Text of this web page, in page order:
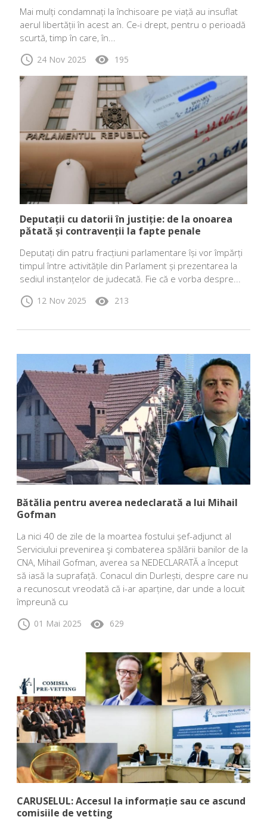
Mai mulți condamnați la închisoare pe viață au insuflat
aerul libertății în acest an. Ce-i drept, pentru o perioadă
scurtă, timp în care, în...
schedule 24 Nov 2025 visibility 195
Deputații cu datorii în justiție: de la onoarea
pătată și contravenții la fapte penale
Deputați din patru fracțiuni parlamentare își vor împărți
timpul între activitățile din Parlament și prezentarea la
sediul instanțelor de judecată. Fie că e vorba despre...
schedule 12 Nov 2025 visibility 213
Bătălia pentru averea nedeclarată a lui Mihail
Gofman
La nici 40 de zile de la moartea fostului șef-adjunct al
Serviciului prevenirea şi combaterea spălării banilor de la
CNA, Mihail Gofman, averea sa NEDECLARATĂ a început
să iasă la suprafață. Conacul din Durlești, despre care nu
a recunoscut vreodată că i-ar aparține, dar unde a locuit
împreună cu
schedule 01 Mai 2025 visibility 629
CARUSELUL: Accesul la informație sau ce ascund
comisiile de vetting